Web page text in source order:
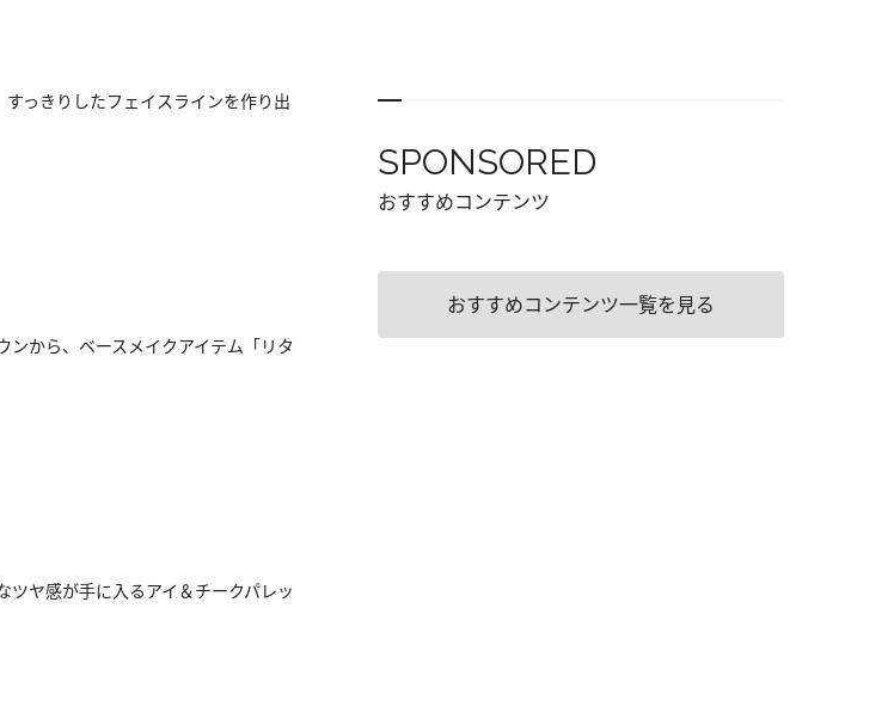
っきりしたフェイスラインを作り出
から、ベースメイクアイテム「リタ
ツヤ感が手に入るアイ＆チークパレッ
SPONSORED
おすすめコンテンツ
おすすめコンテンツ一覧を見る